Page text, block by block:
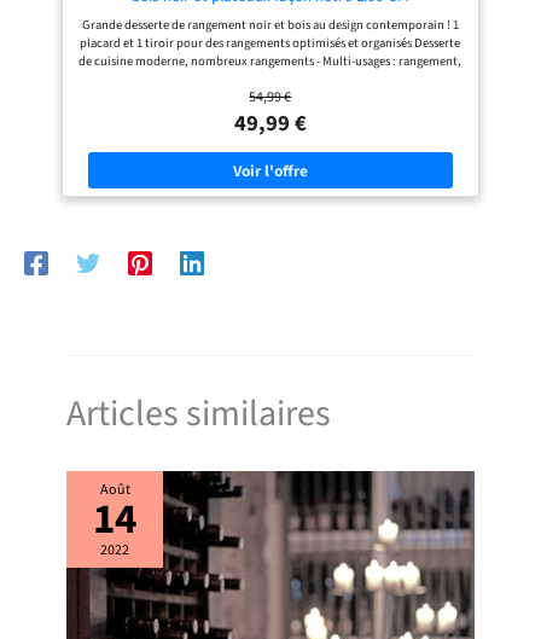
Grande desserte de rangement noir et bois au design contemporain ! 1
placard et 1 tiroir pour des rangements optimisés et organisés Desserte
de cuisine moderne, nombreux rangements - Multi-usages : rangement,
particules noire plateaux façon hêtre Dimensions totales : L. 60 x P. 39.5
x H. 85 cm - Dimensions placard : L. 57 x P. 35 x H. 59 cm
54,99 €
49,99 €
Articles similaires
Août
14
2022